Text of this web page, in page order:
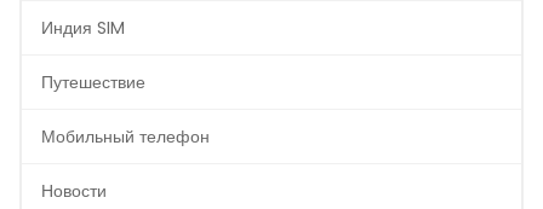
Индия SIM
Путешествие
Мобильный телефон
Новости